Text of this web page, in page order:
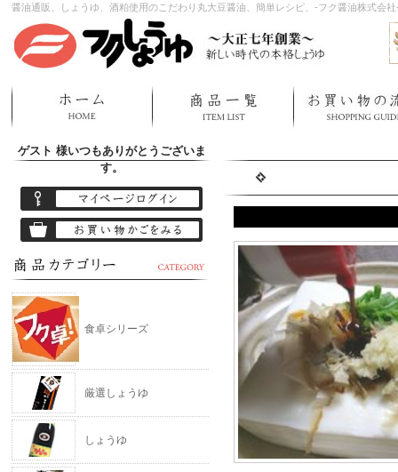
醤油通販、しょうゆ、酒粕使用のこだわり丸大豆醤油、簡単レシピ、-フク醤油株式会社
ゲスト 様いつもありがとうございま
す。
食卓シリーズ
厳選しょうゆ
しょうゆ